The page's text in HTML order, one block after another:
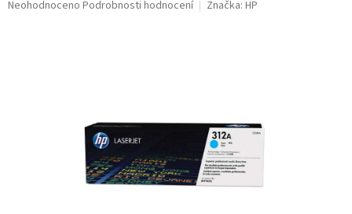
Průměrné
Neohodnoceno Podrobnosti hodnocení Značka: HP